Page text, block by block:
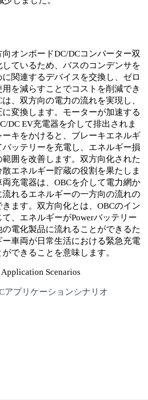
オンボードDC/DCコンバーター双
ているため、バスのコンデンサを
関連するデバイスを交換し、ゼロ
を減らすことでコストを削減でき
、双方向の電力の流れを実現し、
変換します。モーターが加速する
DC EV充電器を介して排出されま
キをかけると、ブレーキエネルギ
バッテリーを充電し、エネルギー損
囲を改善します。双方向化された
エネルギー貯蔵の役割を果たしま
充電器は、OBCを介して電力網か
流れるエネルギーの一方向の流れの
ます。双方向化とは、OBCのイン
、エネルギーがPowerバッテリー
の電化製品に流れることができるた
車両が日常生活における緊急充電
できることを意味します。
アプリケーションシナリオ